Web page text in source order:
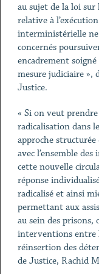
au sujet de la loi
relative à
interministérielle ne
concernés
encadrement
mesure judiciaire »,
Justice.
« Si on veut
radicalisation dans
approche
avec l’ensemble
cette nouvelle
réponse
radicalisé et ainsi
permettant aux
au sein des prisons,
interventions entre
réinsertion des
de Justice, Rachid